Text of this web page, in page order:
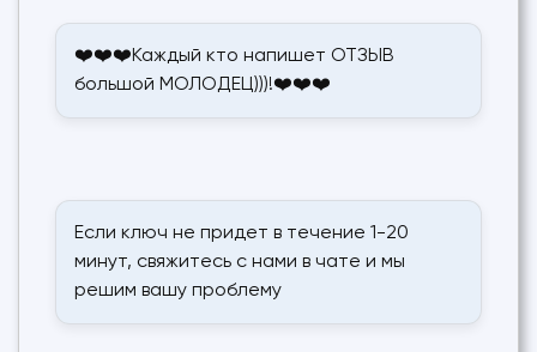
❤️❤️❤️Каждый кто напишет ОТЗЫВ
большой МОЛОДЕЦ)))!❤️❤️❤️
Если ключ не придет в течение 1-20
минут, свяжитесь с нами в чате и мы
решим вашу проблему